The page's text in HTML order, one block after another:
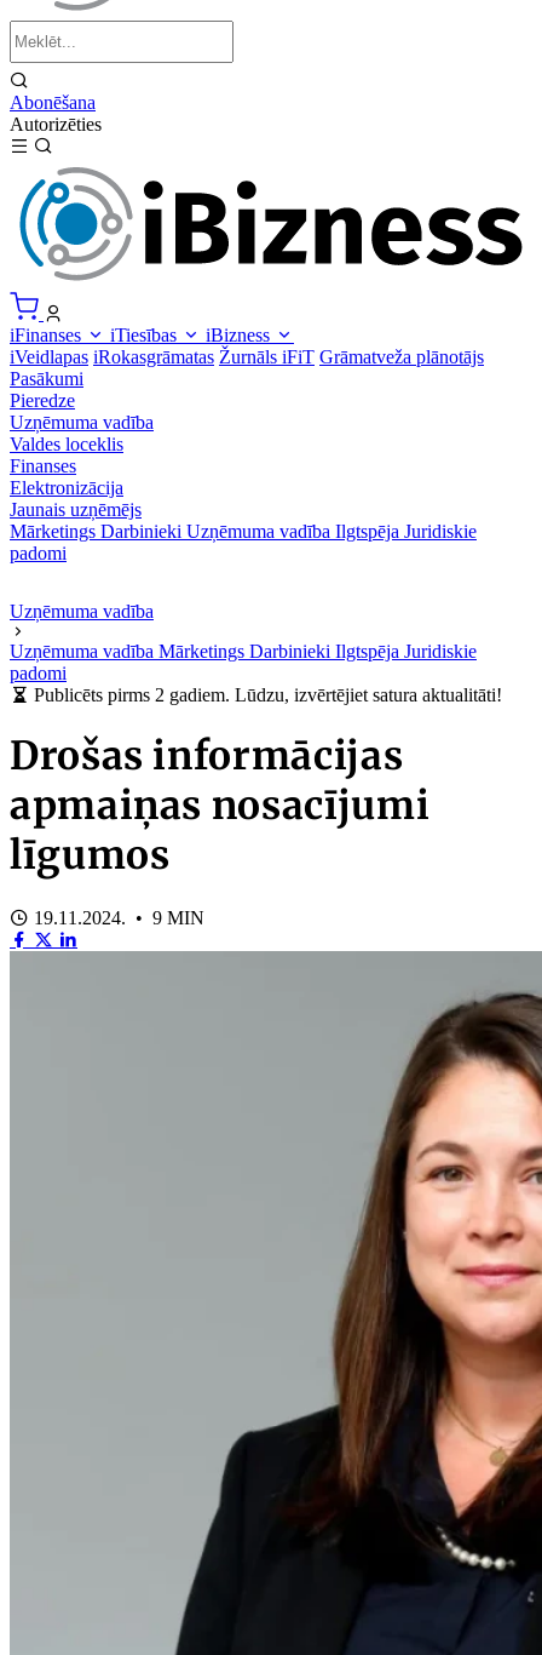
Abonēšana
Autorizēties
iFinanses iTiesības
iBizness
iVeidlapas iRokasgrāmatas Žurnāls iFiT Grāmatveža plānotājs
Pasākumi
Pieredze
Uzņēmuma vadība
Valdes loceklis
Finanses
Elektronizācija
Jaunais uzņēmējs
Mārketings Darbinieki Uzņēmuma vadība Ilgtspēja Juridiskie
padomi
Uzņēmuma vadība
Uzņēmuma vadība Mārketings Darbinieki Ilgtspēja Juridiskie
padomi
Publicēts pirms 2 gadiem. Lūdzu, izvērtējiet satura aktualitāti!
Drošas informācijas
apmaiņas nosacījumi
līgumos
19.11.2024. • 9 MIN